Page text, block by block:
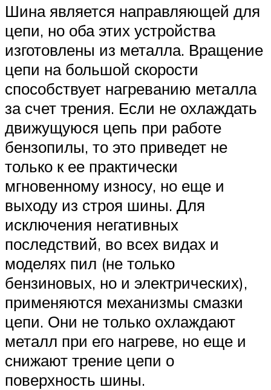
Шина является направляющей для
цепи, но оба этих устройства
изготовлены из металла. Вращение
цепи на большой скорости
способствует нагреванию металла
за счет трения. Если не охлаждать
движущуюся цепь при работе
бензопилы, то это приведет не
только к ее практически
мгновенному износу, но еще и
выходу из строя шины. Для
исключения негативных
последствий, во всех видах и
моделях пил (не только
бензиновых, но и электрических),
применяются механизмы смазки
цепи. Они не только охлаждают
металл при его нагреве, но еще и
снижают трение цепи о
поверхность шины.